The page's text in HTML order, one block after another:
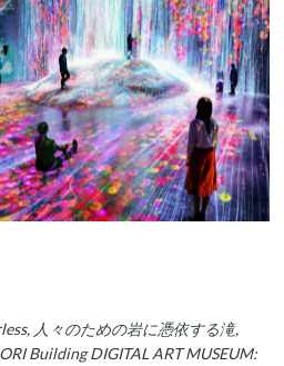
人々のための岩に憑依する滝,
Building DIGITAL ART MUSEUM: